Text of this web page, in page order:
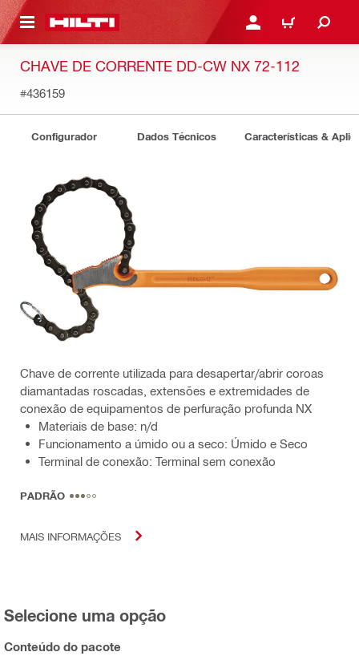
PRINCIPAL ENTRAR OU CADASTRAR
CARRINHO
CHAVE DE CORRENTE DD-CW NX 72-112
#436159
Configurador Dados Técnicos Características &
Chave de corrente utilizada para desapertar/abrir coroas
diamantadas roscadas, extensões e extremidades de
conexão de equipamentos de perfuração profunda NX
Materiais de base: n/d
Funcionamento a úmido ou a seco: Úmido e Seco
Terminal de conexão: Terminal sem conexão
PADRÃO
MAIS INFORMAÇÕES
Selecione uma opção
Conteúdo do pacote